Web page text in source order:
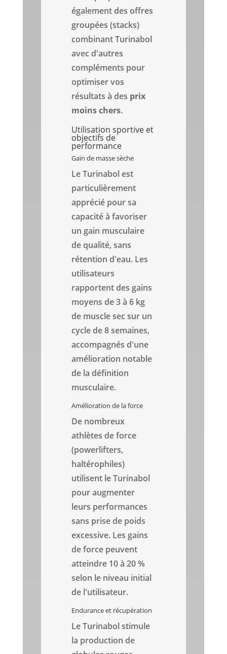
également des offres
groupées (stacks)
combinant Turinabol
avec d'autres
compléments pour
optimiser vos
résultats à des prix
moins chers.
Utilisation sportive et
objectifs de
performance
Gain de masse sèche
Le Turinabol est
particulièrement
apprécié pour sa
capacité à favoriser
un gain musculaire
de qualité, sans
rétention d'eau. Les
utilisateurs
rapportent des gains
moyens de 3 à 6 kg
de muscle sec sur un
cycle de 8 semaines,
accompagnés d'une
amélioration notable
de la définition
musculaire.
Amélioration de la force
De nombreux
athlètes de force
(powerlifters,
haltérophiles)
utilisent le Turinabol
pour augmenter
leurs performances
sans prise de poids
excessive. Les gains
de force peuvent
atteindre 10 à 20 %
selon le niveau initial
de l'utilisateur.
Endurance et récupération
Le Turinabol stimule
la production de